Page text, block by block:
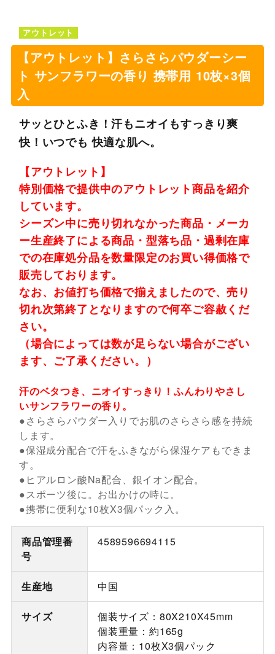
アウトレット
【アウトレット】さらさらパウダーシー
ト サンフラワーの香り 携帯用 10枚×3個
入
サッとひとふき！汗もニオイもすっきり爽
快！いつでも 快適な肌へ。
【アウトレット】
特別価格で提供中のアウトレット商品を紹介
しています。
シーズン中に売り切れなかった商品・メーカ
ー生産終了による商品・型落ち品・過剰在庫
での在庫処分品を数量限定のお買い得価格で
販売しております。
なお、お値打ち価格で揃えましたので、売り
切れ次第終了となりますので何卒ご容赦くだ
さい。
（場合によっては数が足らない場合がござい
ます、ご了承ください。）
汗のベタつき、ニオイすっきり！ふんわりやさし
いサンフラワーの香り。
●さらさらパウダー入りでお肌のさらさら感を持続
します。
●保湿成分配合で汗をふきながら保湿ケアもできま
す。
●ヒアルロン酸Na配合、銀イオン配合。
●スポーツ後に。お出かけの時に。
●携帯に便利な10枚X3個パック入。
商品管理番
号
4589596694115
生産地 中国
サイズ
個装サイズ：80X210X45mm
個装重量：約165g
内容量：10枚X3個パック